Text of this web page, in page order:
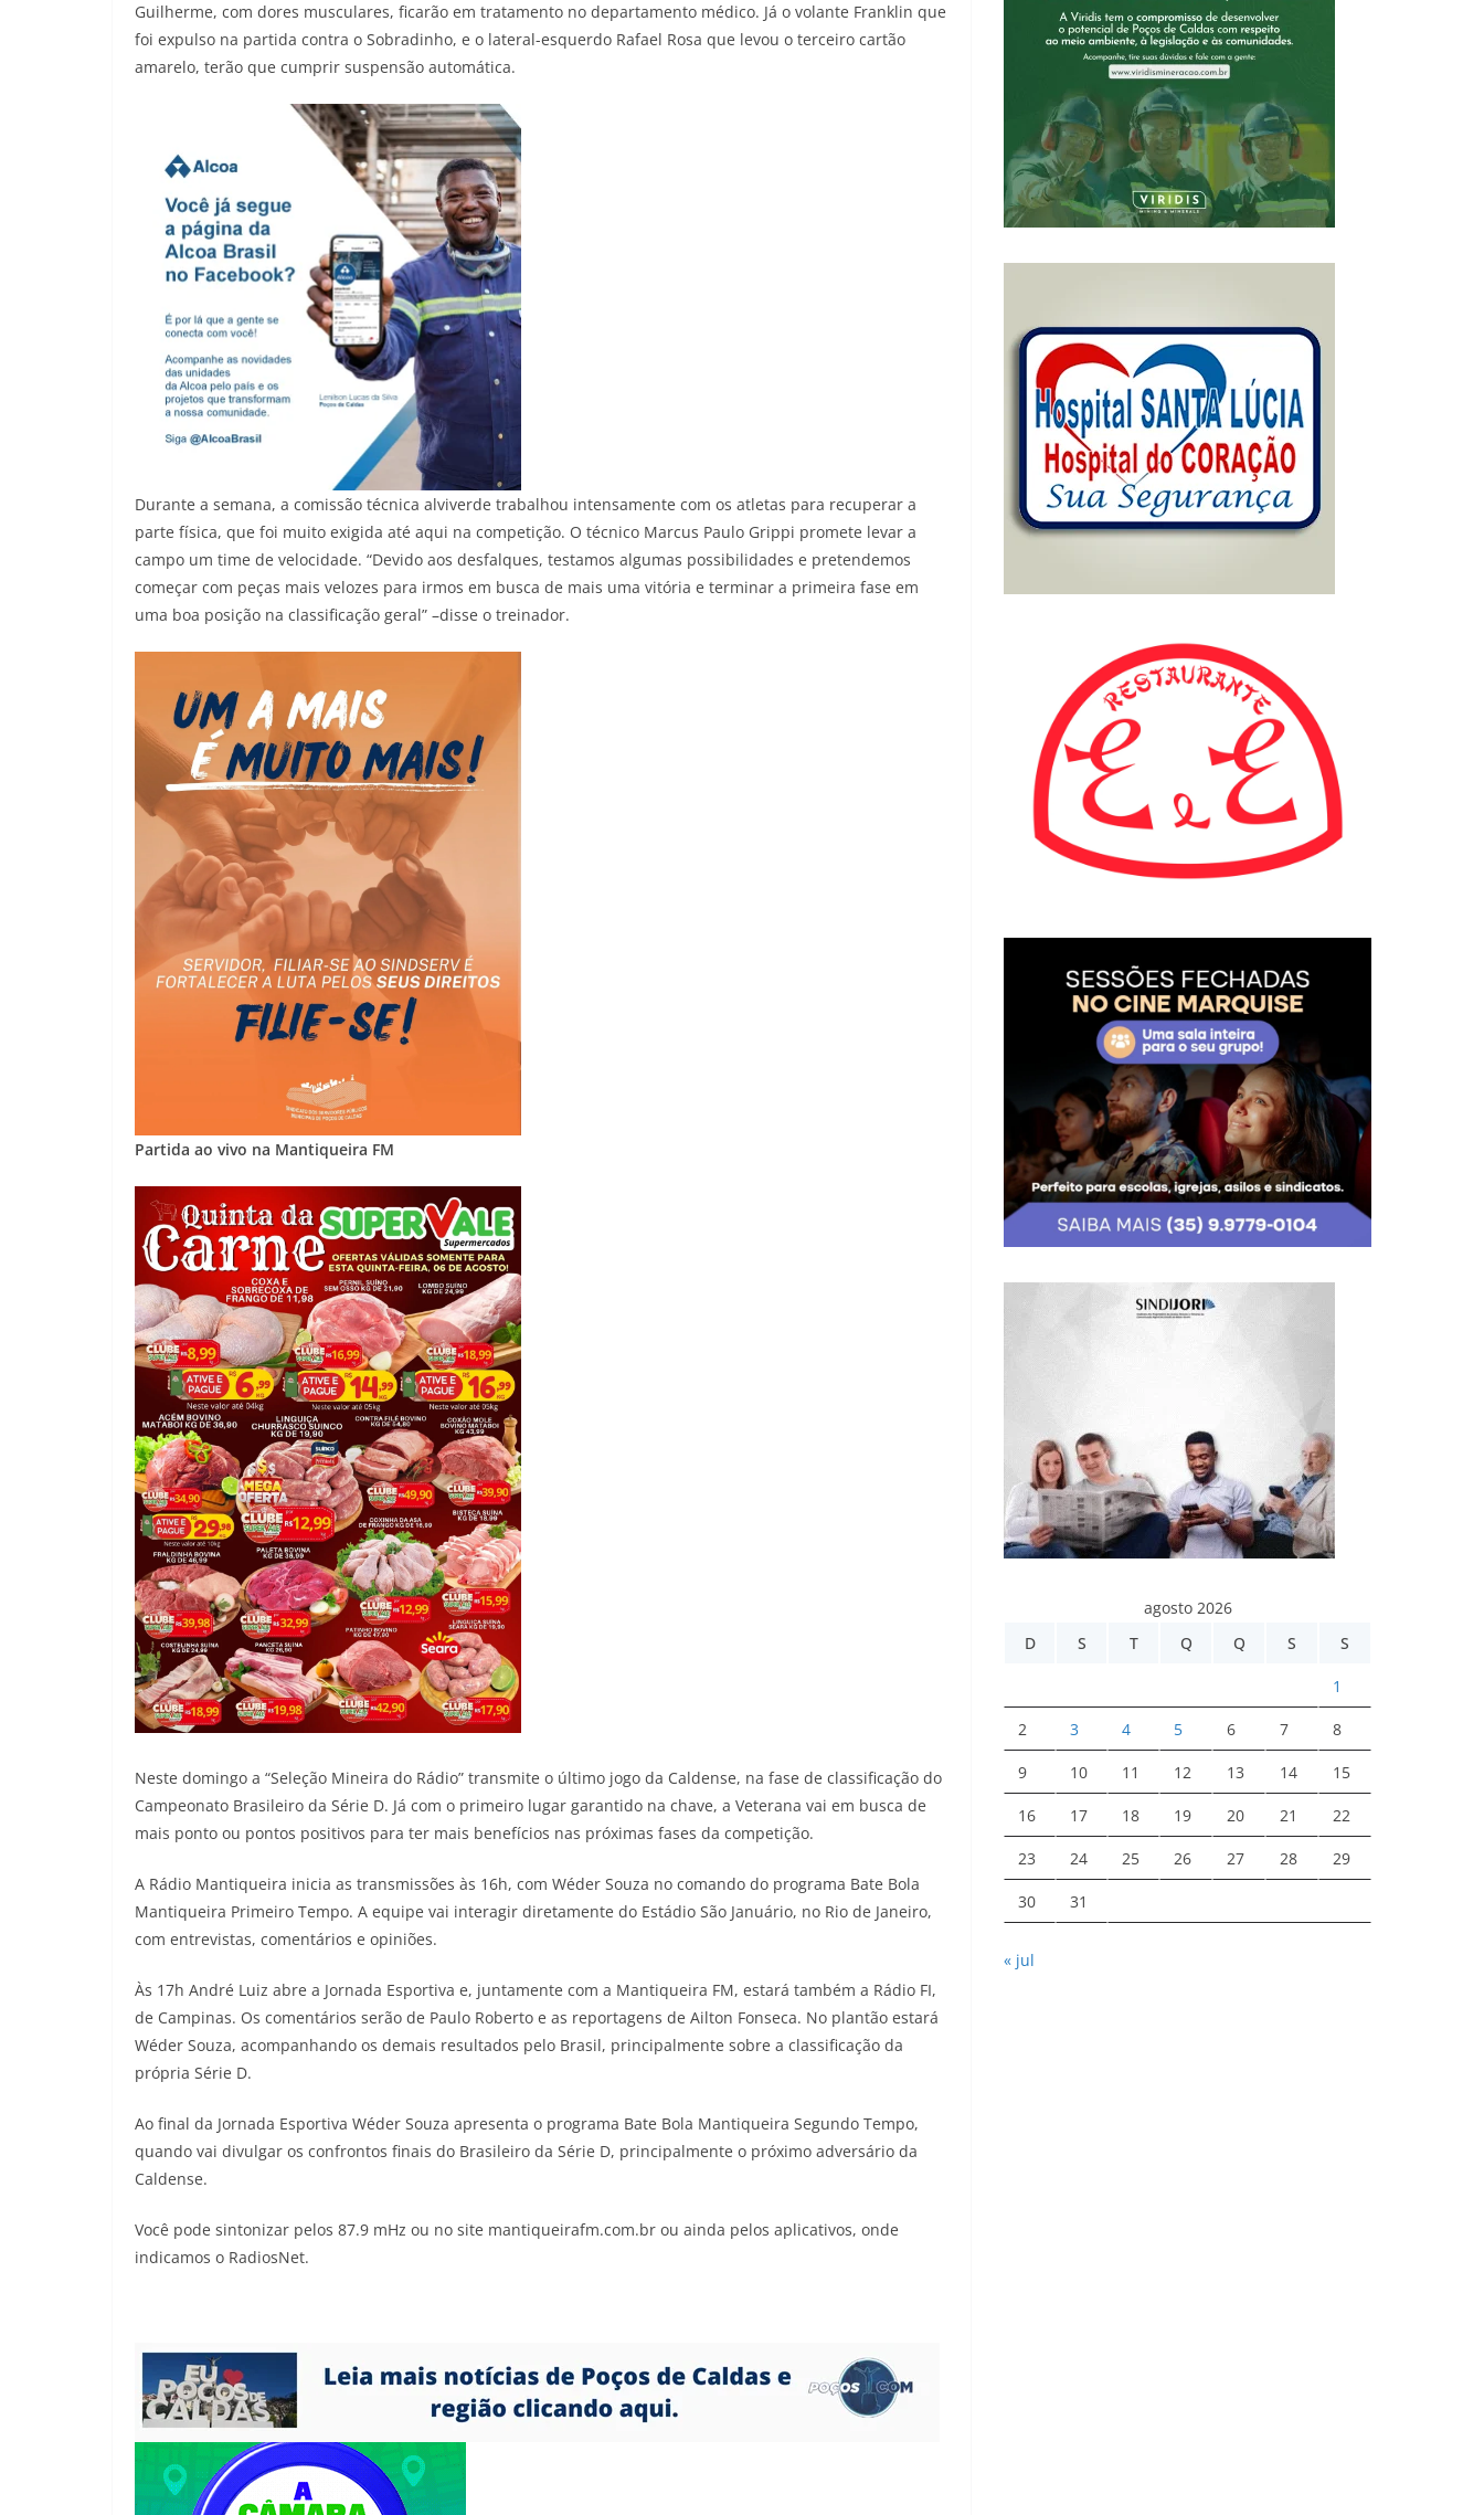
Guilherme, com dores musculares, ficarão em tratamento no departamento médico. Já o volante Franklin que
foi expulso na partida contra o Sobradinho, e o lateral-esquerdo Rafael Rosa que levou o terceiro cartão
amarelo, terão que cumprir suspensão automática.
Durante a semana, a comissão técnica alviverde trabalhou intensamente com os atletas para recuperar a
parte física, que foi muito exigida até aqui na competição. O técnico Marcus Paulo Grippi promete levar a
campo um time de velocidade. “Devido aos desfalques, testamos algumas possibilidades e pretendemos
começar com peças mais velozes para irmos em busca de mais uma vitória e terminar a primeira fase em
uma boa posição na classificação geral” –disse o treinador.
Partida ao vivo na Mantiqueira FM
Neste domingo a “Seleção Mineira do Rádio” transmite o último jogo da Caldense, na fase de classificação do
Campeonato Brasileiro da Série D. Já com o primeiro lugar garantido na chave, a Veterana vai em busca de
mais ponto ou pontos positivos para ter mais benefícios nas próximas fases da competição.
A Rádio Mantiqueira inicia as transmissões às 16h, com Wéder Souza no comando do programa Bate Bola
Mantiqueira Primeiro Tempo. A equipe vai interagir diretamente do Estádio São Januário, no Rio de Janeiro,
com entrevistas, comentários e opiniões.
Às 17h André Luiz abre a Jornada Esportiva e, juntamente com a Mantiqueira FM, estará também a Rádio FI,
de Campinas. Os comentários serão de Paulo Roberto e as reportagens de Ailton Fonseca. No plantão estará
Wéder Souza, acompanhando os demais resultados pelo Brasil, principalmente sobre a classificação da
própria Série D.
Ao final da Jornada Esportiva Wéder Souza apresenta o programa Bate Bola Mantiqueira Segundo Tempo,
quando vai divulgar os confrontos finais do Brasileiro da Série D, principalmente o próximo adversário da
Caldense.
Você pode sintonizar pelos 87.9 mHz ou no site mantiqueirafm.com.br ou ainda pelos aplicativos, onde
indicamos o RadiosNet.
agosto 2026
D
S T Q Q S S
1
2 3 4 5 6 7 8
9 10 11 12 13 14 15
16 17 18 19 20 21 22
23 24 25 26 27 28 29
30 31
« jul